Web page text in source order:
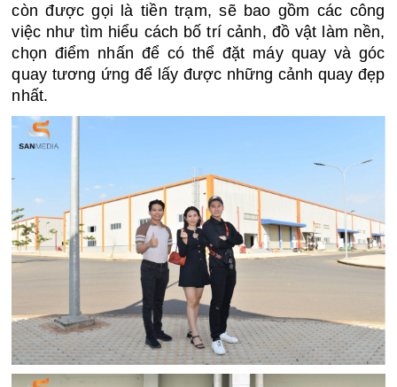
còn được gọi là tiền trạm, sẽ bao gồm các công
việc như tìm hiểu cách bố trí cảnh, đồ vật làm nền,
chọn điểm nhấn để có thể đặt máy quay và góc
quay tương ứng để lấy được những cảnh quay đẹp
nhất.